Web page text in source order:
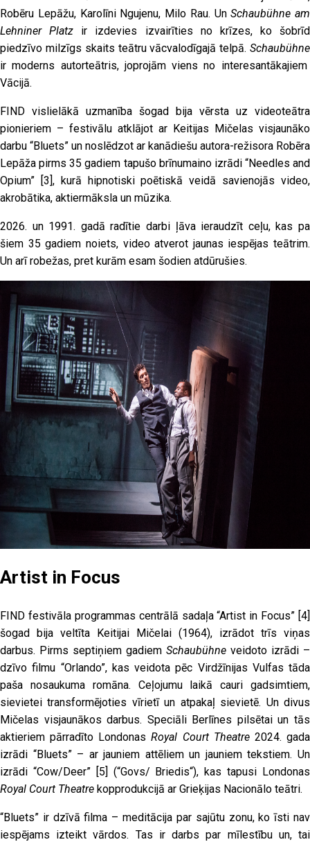
Robēru Lepāžu, Karolīni Ngujenu, Milo Rau. UnSchaubühne am
Lehniner Platz ir izdevies izvairīties no krīzes, ko šobrīd
piedzīvo milzīgs skaits teātru vācvalodīgajā telpā. Schaubühne
ir moderns autorteātris, joprojām viens no interesantākajiem
Vācijā.
FIND vislielākā uzmanība šogad bija vērsta uz videoteātra
pionieriem – festivālu atklājot ar Keitijas Mičelas visjaunāko
darbu “Bluets” un noslēdzot ar kanādiešu autora-režisora Robēra
Lepāža pirms 35 gadiem tapušo brīnumaino izrādi “Needles and
Opium” [3], kurā hipnotiski poētiskā veidā savienojās video,
akrobātika, aktiermāksla un mūzika.
2026. un 1991. gadā radītie darbi ļāva ieraudzīt ceļu, kas pa
šiem 35 gadiem noiets, video atverot jaunas iespējas teātrim.
Un arī robežas, pret kurām esam šodien atdūrušies.
Artist in Focus
FIND festivāla programmas centrālā sadaļa “Artist in Focus” [4]
šogad bija veltīta Keitijai Mičelai (1964), izrādot trīs viņas
darbus. Pirms septiņiem gadiem Schaubühne veidoto izrādi –
dzīvo filmu “Orlando”, kas veidota pēc Virdžīnijas Vulfas tāda
paša nosaukuma romāna. Ceļojumu laikā cauri gadsimtiem,
sievietei transformējoties vīrietī un atpakaļ sievietē. Un divus
Mičelas visjaunākos darbus. Speciāli Berlīnes pilsētai un tās
aktieriem pārradīto LondonasRoyal Court Theatre2024. gada
izrādi “Bluets” – ar jauniem attēliem un jauniem tekstiem. Un
izrādi “Cow/Deer” [5] (“Govs/ Briedis“), kas tapusi Londonas
Royal Court Theatre kopprodukcijā ar Grieķijas Nacionālo teātri.
“Bluets” ir dzīvā filma – meditācija par sajūtu zonu, ko īsti nav
iespējams izteikt vārdos. Tas ir darbs par mīlestību un, tai